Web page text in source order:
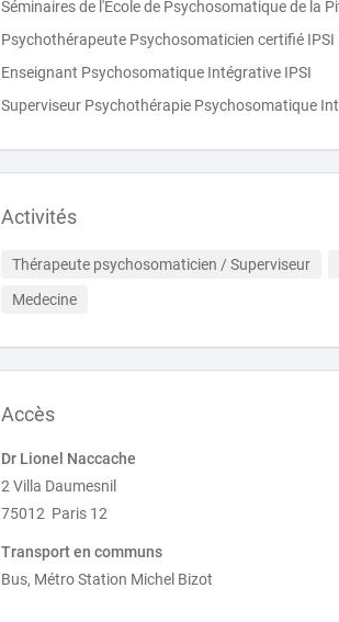
Séminaires de l'Ecole de Psychosomatique de la
Psychothérapeute Psychosomaticien certifié IPSI
Enseignant Psychosomatique Intégrative IPSI
Superviseur Psychothérapie Psychosomatique
Activités
Thérapeute psychosomaticien / Superviseur
Medecine
Accès
Dr Lionel Naccache
2 Villa Daumesnil
75012 Paris 12
Transport en communs
Bus, Métro Station Michel Bizot